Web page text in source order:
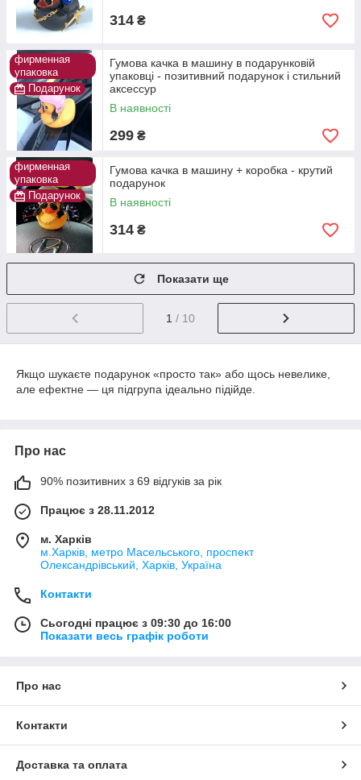
314 ₴
фирменная
упаковка
Подарунок
Гумова качка в машину в подарунковій
упаковці - позитивний подарунок і стильний
аксессур
В наявності
299 ₴
фирменная
упаковка
Подарунок
Гумова качка в машину + коробка - крутий
подарунок
В наявності
314 ₴
Показати ще
1 / 10
Якщо шукаєте подарунок «просто так» або щось невелике,
але ефектне — ця підгрупа ідеально підійде.
Про нас
90% позитивних з 69 відгуків за рік
Працює з 28.11.2012
м. Харків
м.Харків, метро Масельського, проспект
Олександрівський, Харків, Україна
Контакти
Сьогодні працює з 09:30 до 16:00
Показати весь графік роботи
Про нас
Контакти
Доставка та оплата